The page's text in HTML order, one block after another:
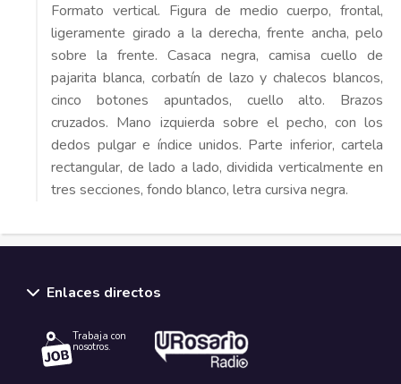
Formato vertical. Figura de medio cuerpo, frontal,
ligeramente girado a la derecha, frente ancha, pelo
sobre la frente. Casaca negra, camisa cuello de
pajarita blanca, corbatín de lazo y chalecos blancos,
cinco botones apuntados, cuello alto. Brazos
cruzados. Mano izquierda sobre el pecho, con los
dedos pulgar e índice unidos. Parte inferior, cartela
rectangular, de lado a lado, dividida verticalmente en
tres secciones, fondo blanco, letra cursiva negra.
Enlaces directos
Trabaja con
nosotros.